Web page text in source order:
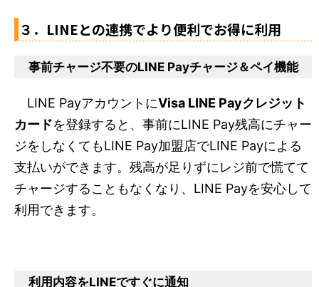
３．LINEとの連携でより便利でお得に利用
事前チャージ不要のLINE Payチャージ＆ペイ機能
LINE PayアカウントにVisa LINE Payクレジット
カードを登録すると、事前にLINE Pay残高にチャー
ジをしなくてもLINE Pay加盟店でLINE Payによる
支払いができます。残高が足りずにレジ前で慌てて
チャージすることもなくなり、LINE Payを安心して
利用できます。
利用内容をLINEですぐに通知